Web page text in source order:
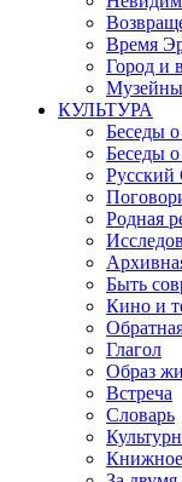
Время
Город и
КУЛЬТУРА
Беседы о
Беседы о
Русский
Родная
Быть
Кино и
Глагол
Образ
Встреча
Словарь
Книжное